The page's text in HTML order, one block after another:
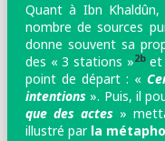
Quant à Ibn
nombre de sources
donne souvent sa
des « 3 stations »2bet
point de départ : «
intentions ». Puis, il
que des actes »
illustré par la